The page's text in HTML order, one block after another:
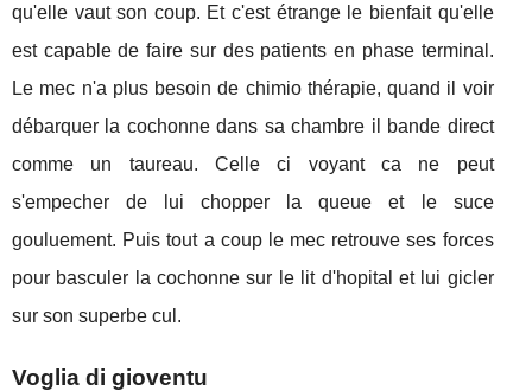
qu'elle vaut son coup. Et c'est étrange le bienfait qu'elle
est capable de faire sur des patients en phase terminal.
Le mec n'a plus besoin de chimio thérapie, quand il voir
débarquer la cochonne dans sa chambre il bande direct
comme un taureau. Celle ci voyant ca ne peut
s'empecher de lui chopper la queue et le suce
gouluement. Puis tout a coup le mec retrouve ses forces
pour basculer la cochonne sur le lit d'hopital et lui gicler
sur son superbe cul.
Voglia di gioventu